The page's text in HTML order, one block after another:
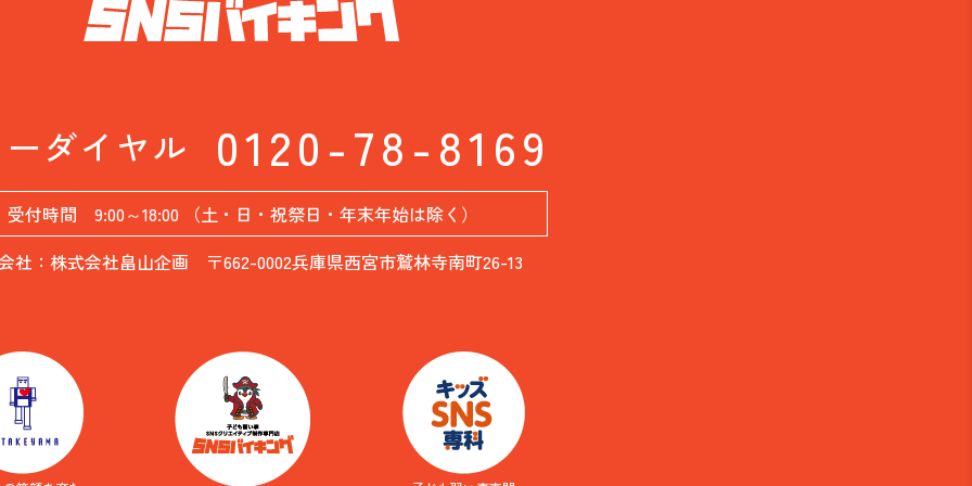
ダイヤル 0120-78-8169
受付時間 9:00～18:00 （土・日・祝祭日・年末年始は除く）
社：株式会社畠山企画 〒662-0002兵庫県西宮市鷲林寺南町26-13